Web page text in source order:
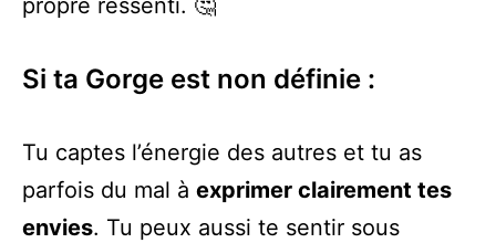
Si ta Gorge est non définie :
Tu captes l’énergie des autres et tu as
parfois du mal à exprimer clairement tes
envies. Tu peux aussi te sentir sous